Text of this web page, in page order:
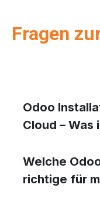
Fragen
Odoo
Cloud – Was
Welche
richtige für